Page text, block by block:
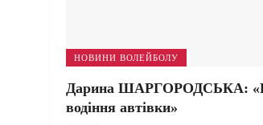
НОВИНИ ВОЛЕЙБОЛУ
Дарина ШАРГОРОДСЬКА:
водіння автівки»